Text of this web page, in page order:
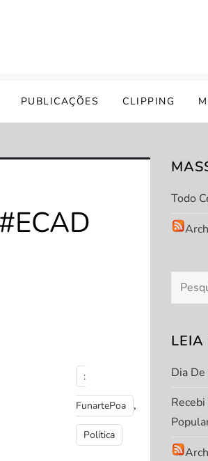
PUBLICAÇÕES CLIPPING
:
FunartePoa ,
Política
Todo
por:
LEIA
Dia De